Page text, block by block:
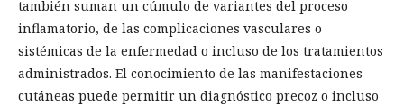
también suman un cúmulo de variantes del proceso
inflamatorio, de las complicaciones vasculares o
sistémicas de la enfermedad o incluso de los tratamientos
administrados. El conocimiento de las manifestaciones
cutáneas puede permitir un diagnóstico precoz o incluso